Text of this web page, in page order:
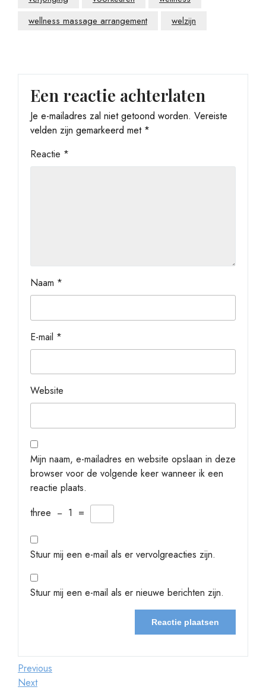
wellness massage arrangement
welzijn
Een reactie achterlaten
Je e-mailadres zal niet getoond worden. Vereiste
velden zijn gemarkeerd met *
Reactie *
Naam *
E-mail *
Website
Mijn naam, e-mailadres en website opslaan in deze
browser voor de volgende keer wanneer ik een
reactie plaats.
three − 1 =
Stuur mij een e-mail als er vervolgreacties zijn.
Stuur mij een e-mail als er nieuwe berichten zijn.
Berichtnavigatie
Previous
Post
Previous
Next
Next